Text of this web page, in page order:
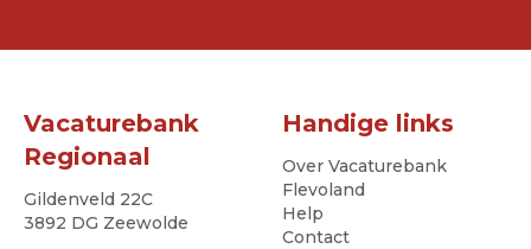
Vacaturebank
Regionaal
Gildenveld 22C
3892 DG Zeewolde
Handige links
Over Vacaturebank
Flevoland
Help
Contact